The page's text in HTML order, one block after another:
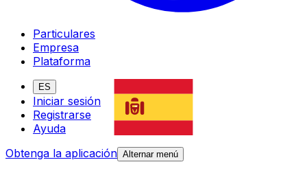
Particulares
Empresa
Plataforma
ES
Iniciar sesión
Registrarse
Ayuda
Obtenga la aplicación Alternar menú